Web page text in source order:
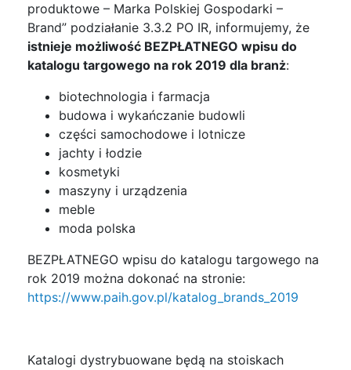
produktowe – Marka Polskiej Gospodarki –
Brand” podziałanie 3.3.2 PO IR, informujemy, że
istnieje możliwość BEZPŁATNEGO wpisu do
katalogu targowego na rok 2019 dla branż:
biotechnologia i farmacja
budowa i wykańczanie budowli
części samochodowe i lotnicze
jachty i łodzie
kosmetyki
maszyny i urządzenia
meble
moda polska
BEZPŁATNEGO wpisu do katalogu targowego na
rok 2019 można dokonać na stronie:
https://www.paih.gov.pl/katalog_brands_2019
Katalogi dystrybuowane będą na stoiskach